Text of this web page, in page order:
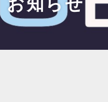
お知らせ